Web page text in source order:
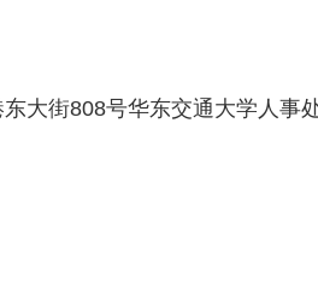
大街808号华东交通大学人事